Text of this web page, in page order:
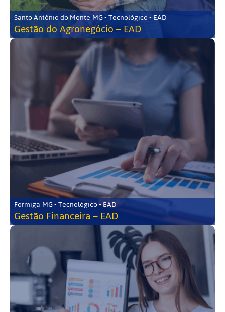
Santo Antônio do Monte-MG • Tecnológico • EAD
Gestão do Agronegócio – EAD
Formiga-MG • Tecnológico • EAD
Gestão Financeira – EAD